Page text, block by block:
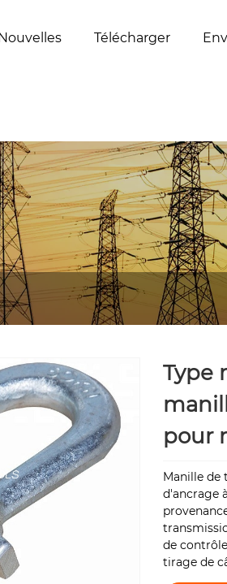
Télécharger
Type
pour
Manille de
d'ancrage
de
tirage de